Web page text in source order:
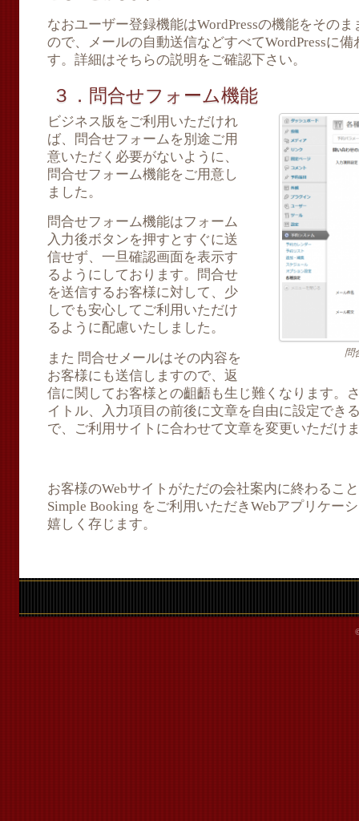
なおユーザー登録機能はWordPressの機能をその
ので、メールの自動送信などすべてWordPressに
す。詳細はそちらの説明をご確認下さい。
３．問合せフォーム機能
問
ビジネス版をご利用いただけれ
ば、問合せフォームを別途ご用
意いただく必要がないように、
問合せフォーム機能をご用意し
ました。
問合せフォーム機能はフォーム
入力後ボタンを押すとすぐに送
信せず、一旦確認画面を表示す
るようにしております。問合せ
を送信するお客様に対して、少
しでも安心してご利用いただけ
るように配慮いたしました。
また 問合せメールはその内容を
お客様にも送信しますので、返
信に関してお客様との齟齬も生じ難くなります。
イトル、入力項目の前後に文章を自由に設定でき
で、ご利用サイトに合わせて文章を変更いただけ
お客様のWebサイトがただの会社案内に終わるこ
Simple Booking をご利用いただきWebアプリケー
嬉しく存じます。